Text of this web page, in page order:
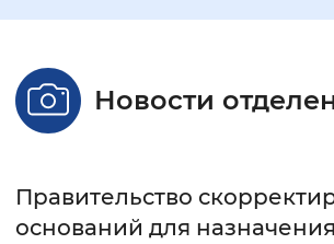
Настройка режима
Стандартный
Новости
Правительство
оснований для